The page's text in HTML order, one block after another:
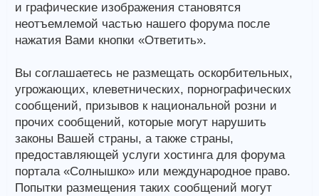
и графические изображения становятся
неотъемлемой частью нашего форума после
нажатия Вами кнопки «Ответить».
Вы соглашаетесь не размещать оскорбительных,
угрожающих, клеветнических, порнографических
сообщений, призывов к национальной розни и
прочих сообщений, которые могут нарушить
законы Вашей страны, а также страны,
предоставляющей услуги хостинга для форума
портала «Солнышко» или международное право.
Попытки размещения таких сообщений могут